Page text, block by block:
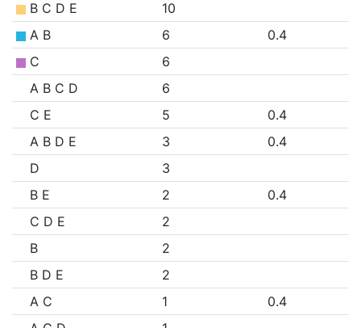
B C D E
10
A B
6
0.4
C
6
A B C D
6
C E
5
0.4
A B D E
3
0.4
D
3
B E
2
0.4
C D E
2
B
2
B D E
2
A C
1
0.4